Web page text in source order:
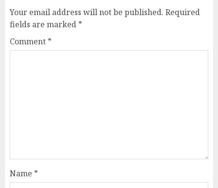
Your email address will not be published. Required
fields are marked *
Comment *
Name *